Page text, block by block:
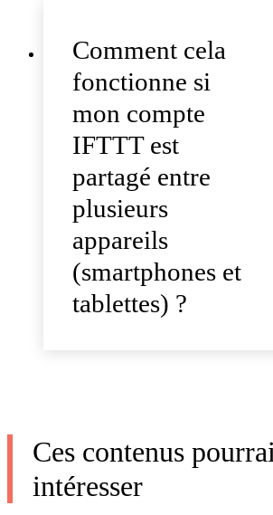
Comment cela
fonctionne si
mon compte
IFTTT est
partagé entre
plusieurs
appareils
(smartphones et
tablettes) ?
Ces contenus
intéresser